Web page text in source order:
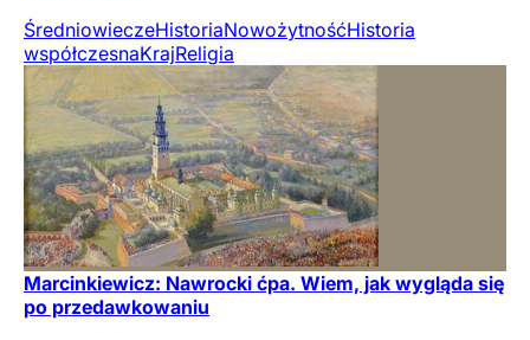
ŚredniowieczeHistoriaNowożytnośćHistoria
współczesnaKrajReligia
Marcinkiewicz: Nawrocki ćpa. Wiem, jak wygląda się
po przedawkowaniu